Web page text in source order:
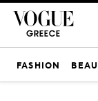
FASHION